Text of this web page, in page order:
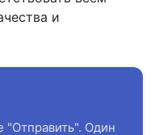
и
"Отправить". Один